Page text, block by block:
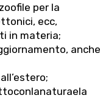
per la
ecc,
in materia;